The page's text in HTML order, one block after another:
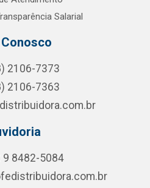
Salarial
2106-7373
2106-7363
9 8482-5084